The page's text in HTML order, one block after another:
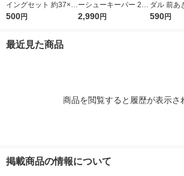
イングセット 約37×6
3×12mm 1セット（2
500円
ーシューキーパー 2
5〜28cm用 良品計画
2,990円
ダル 前あ
５〜２５
590円
最近見た商品
商品を閲覧すると履歴が表示さ
掲載商品の情報について